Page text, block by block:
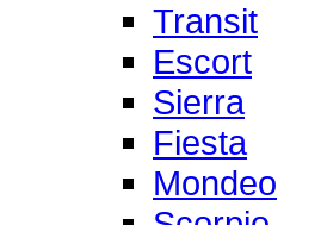
Transit
Escort
Sierra
Fiesta
Mondeo